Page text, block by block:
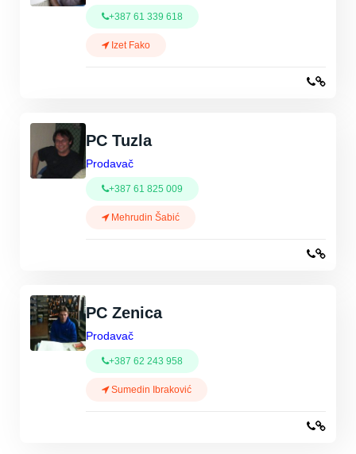
+387 61 339 618
Izet Fako
PC Tuzla
Prodavač
+387 61 825 009
Mehrudin Šabić
PC Zenica
Prodavač
+387 62 243 958
Sumedin Ibraković